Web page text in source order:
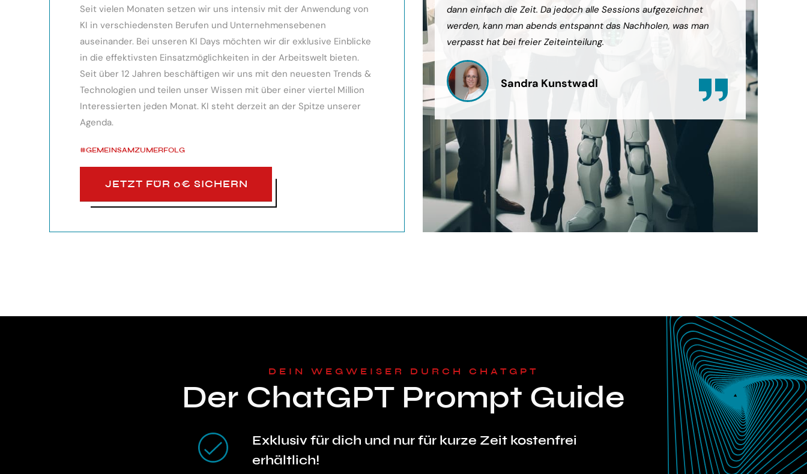
Seit vielen Monaten setzen wir uns intensiv mit der Anwendung von
KI in verschiedensten Berufen und Unternehmensebenen
auseinander. Bei unseren KI Days möchten wir dir exklusive Einblicke
in die effektivsten Einsatzmöglichkeiten in der Arbeitswelt bieten.
Seit über 12 Jahren beschäftigen wir uns mit den neuesten Trends &
Technologien und teilen unser Wissen mit über einer viertel Million
Interessierten jeden Monat. KI steht derzeit an der Spitze unserer
Agenda.
#GEMEINSAMZUMERFOLG
JETZT FÜR 0€ SICHERN
wurden für spezielle Probleme noch Anleitungen zum Download
bereitgestellt.
Monika Vietz
dann einfach die Zeit. Da jedoch alle Sessions aufgezeichnet
werden, kann man abends entspannt das Nachholen, was man
verpasst hat bei freier Zeiteinteilung.
Sandra Kunstwadl
DEIN WEGWEISER DURCH CHATGPT
Der ChatGPT Prompt Guide
Exklusiv für dich und nur für kurze Zeit kostenfrei
erhältlich!